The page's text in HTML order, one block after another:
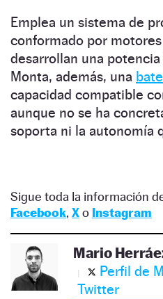
Emplea un sistema de
conformado por
desarrollan una
Monta, además, una
capacidad compatible
aunque no se ha
soporta ni la autonomía
Sigue toda la información
Facebook, Xo Instagram
Mario
Perfil de
Twitter